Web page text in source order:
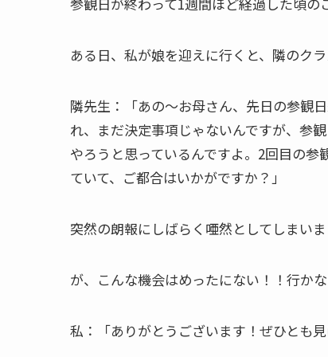
ある日、私が娘を迎えに行くと、隣のク
隣先生：「あの～お母さん、先日の参観
れ、まだ決定事項じゃないんですが、参
やろうと思っているんですよ。2回目の
ていて、ご都合はいかがですか？」
突然の朗報にしばらく唖然としてしまい
が、こんな機会はめったにない！！行か
私：「ありがとうございます！ぜひとも